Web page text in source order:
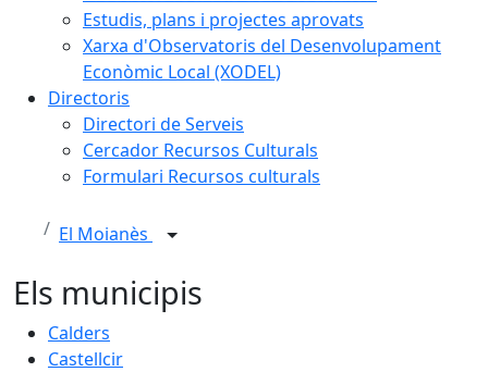
Estudis, plans i projectes aprovats
Xarxa d'Observatoris del Desenvolupament
Econòmic Local (XODEL)
Directoris
Directori de Serveis
Cercador Recursos Culturals
Formulari Recursos culturals
El Moianès
Els municipis
Calders
Castellcir